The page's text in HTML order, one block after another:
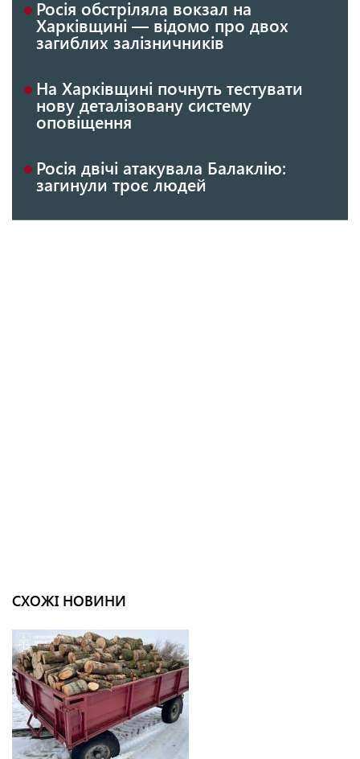
Росія обстріляла вокзал на
Харківщині — відомо про двох
загиблих залізничників
На Харківщині почнуть тестувати
нову деталізовану систему
оповіщення
Росія двічі атакувала Балаклію:
загинули троє людей
СХОЖІ НОВИНИ